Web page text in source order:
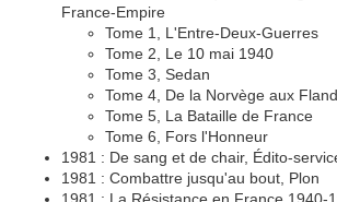
France-Empire
Tome 1, L'Entre-Deux-Guerres
Tome 2, Le 10 mai 1940
Tome 3, Sedan
Tome 4, De la Norvège aux
Tome 5, La Bataille de France
Tome 6, Fors l'Honneur
1981 : De sang et de chair, Édito-
1981 : Combattre jusqu'au bout, Plon
1981 : La Résistance en France 1940-